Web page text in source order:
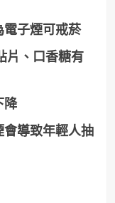
子煙可戒菸
片、口香糖有
降
導致年輕人抽